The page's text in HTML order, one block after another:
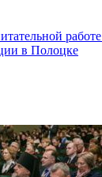
в Полоцке